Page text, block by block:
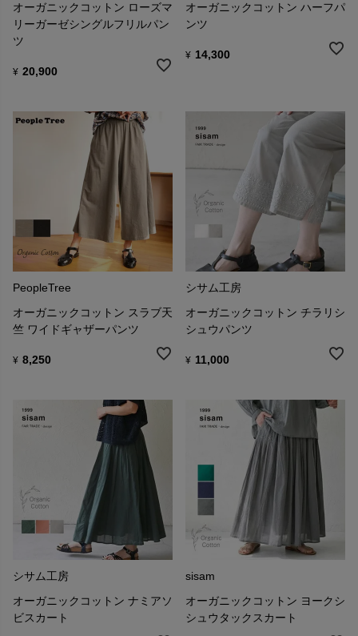
オーガニックコットン ローズマ
リーガーゼシングルフリルパン
ツ
¥ 20,900
オーガニックコットン ハーフパ
ンツ
¥ 14,300
PeopleTree
オーガニックコットン スラブ天
竺 ワイドギャザーパンツ
¥ 8,250
シサム工房
オーガニックコットン チラリシ
シュウパンツ
¥ 11,000
シサム工房
オーガニックコットン ナミアソ
ビスカート
sisam
オーガニックコットン ヨークシ
シュウタックスカート